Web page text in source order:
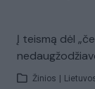
Į teismą dėl
Žinios |